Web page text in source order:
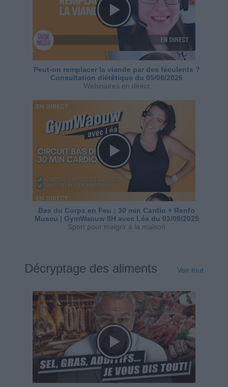
Peut-on remplacer la viande par des féculents ?
Consultation diététique du 05/08/2026
Webinaires en direct
Bas du Corps en Feu : 30 min Cardio + Renfo
Muscu | GymWaouw 8H avec Léa du 03/09/2025
Sport pour maigrir à la maison
Décryptage des aliments Voir tout